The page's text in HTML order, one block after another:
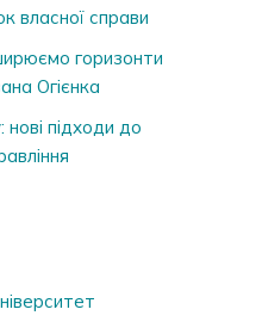
власної справи
горизонти
Огієнка
підходи до